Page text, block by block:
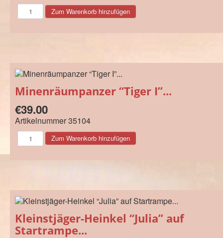
Minenräumpanzer “Tiger I”...
€39.00
Artikelnummer35104
Kleinstjäger-Heinkel “Julia” auf
Startrampe...